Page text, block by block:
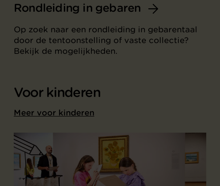
Rondleiding in gebaren
Op zoek naar een rondleiding in gebarentaal
door de tentoonstelling of vaste collectie?
Bekijk de mogelijkheden.
Voor kinderen
Meer voor kinderen